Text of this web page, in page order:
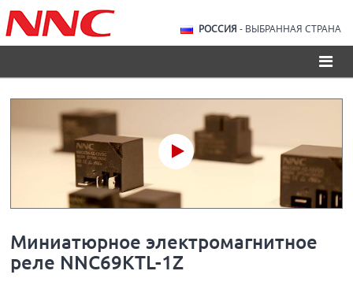
РОССИЯ - ВЫБРАННАЯ СТРАНА
Миниатюрное электромагнитное
реле NNC69KTL-1Z